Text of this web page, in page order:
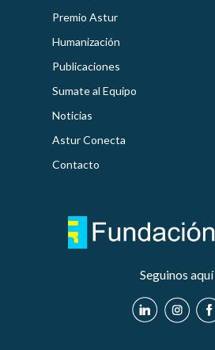
Premio Astur
Humanización
Publicaciones
Sumate al Equipo
Noticias
Astur Conecta
Contacto
Seguinos aquí